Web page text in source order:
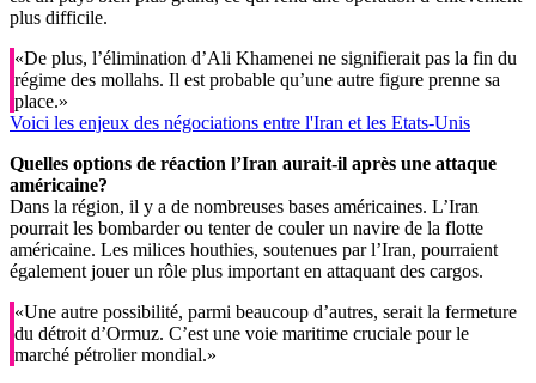
plus difficile.
«De plus, l’élimination d’Ali Khamenei ne signifierait pas la fin du
régime des mollahs. Il est probable qu’une autre figure prenne sa
place.»
Voici les enjeux des négociations entre l'Iran et les Etats-Unis
Quelles options de réaction l’Iran aurait-il après une attaque
américaine?
Dans la région, il y a de nombreuses bases américaines. L’Iran
pourrait les bombarder ou tenter de couler un navire de la flotte
américaine. Les milices houthies, soutenues par l’Iran, pourraient
également jouer un rôle plus important en attaquant des cargos.
«Une autre possibilité, parmi beaucoup d’autres, serait la fermeture
du détroit d’Ormuz. C’est une voie maritime cruciale pour le
marché pétrolier mondial.»